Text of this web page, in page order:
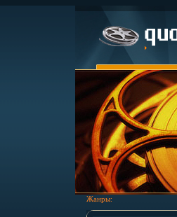
Жанры: